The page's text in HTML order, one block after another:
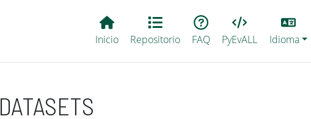
Main EvALL
Inicio Repositorio FAQ PyEvALL
Lang
Idioma
DATASETS